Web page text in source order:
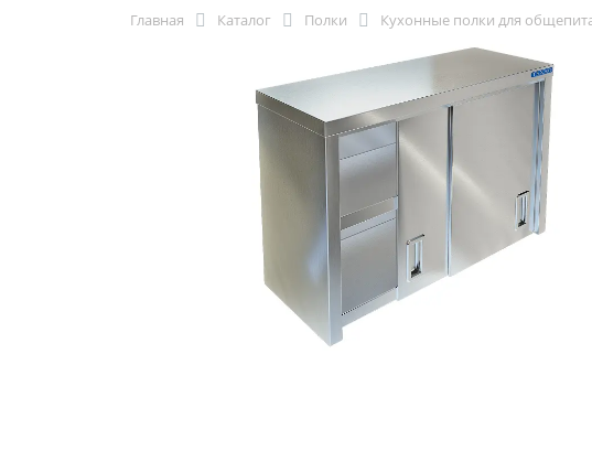
Главная Каталог Полки Кухонные полки для